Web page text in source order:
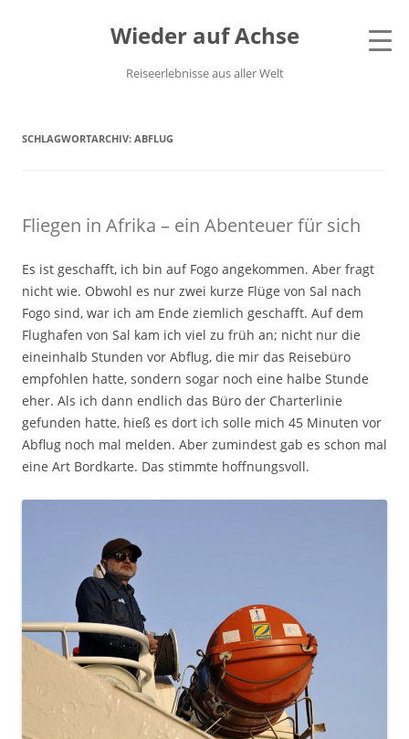
Wieder auf Achse
Reiseerlebnisse aus aller Welt
SCHLAGWORTARCHIV: ABFLUG
Fliegen in Afrika – ein Abenteuer für sich
Es ist geschafft, ich bin auf Fogo angekommen. Aber fragt
nicht wie. Obwohl es nur zwei kurze Flüge von Sal nach
Fogo sind, war ich am Ende ziemlich geschafft. Auf dem
Flughafen von Sal kam ich viel zu früh an; nicht nur die
eineinhalb Stunden vor Abflug, die mir das Reisebüro
empfohlen hatte, sondern sogar noch eine halbe Stunde
eher. Als ich dann endlich das Büro der Charterlinie
gefunden hatte, hieß es dort ich solle mich 45 Minuten vor
Abflug noch mal melden. Aber zumindest gab es schon mal
eine Art Bordkarte. Das stimmte hoffnungsvoll.